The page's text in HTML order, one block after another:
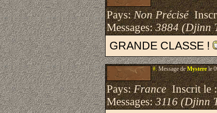
Pays:Non Précisé
Messages:3884 (Djinn
GRANDE CLASSE !
#.Message deMysterele
Pays:FranceInscrit le
Messages:3116 (Djinn